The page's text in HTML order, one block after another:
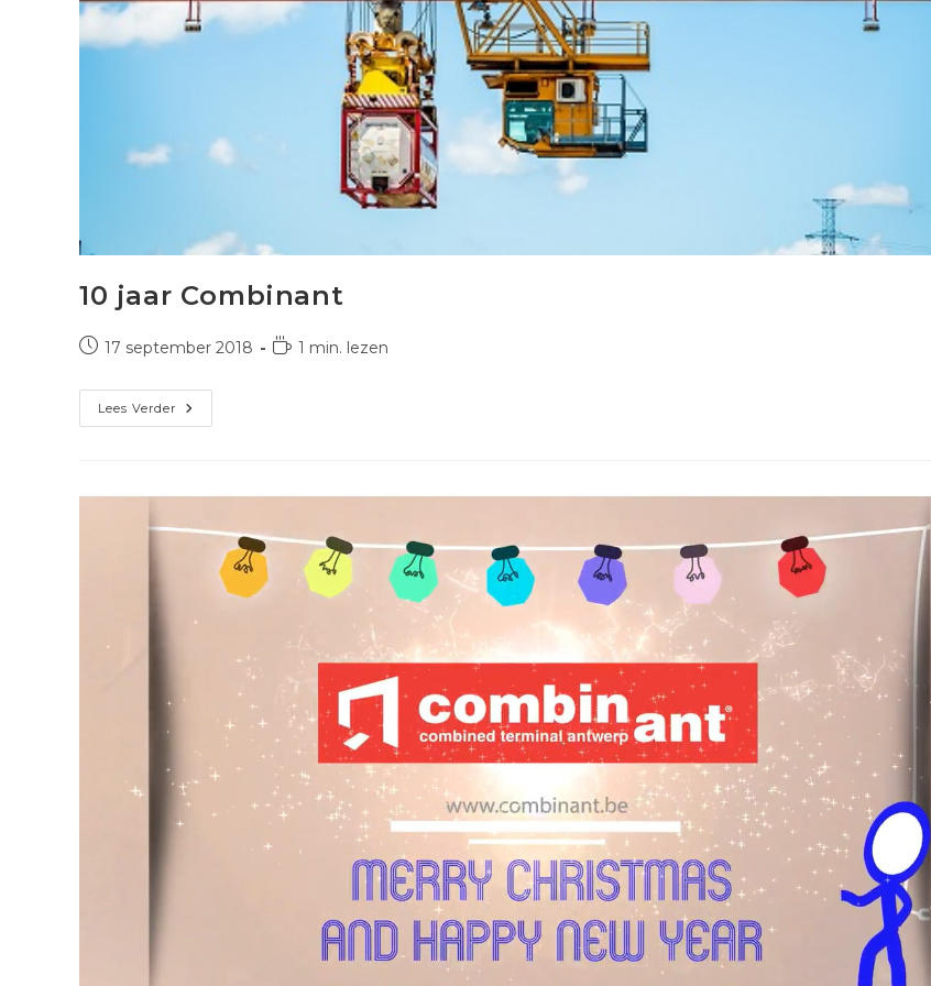
10 jaar Combinant
Bericht
op:
17 september 2018 Leestijd:
1 min. lezen
Lees Verder 10
Jaar